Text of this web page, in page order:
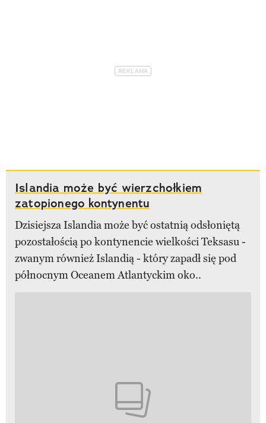
Islandia może być wierzchołkiem
zatopionego kontynentu
Dzisiejsza Islandia może być ostatnią odsłoniętą
pozostałością po kontynencie wielkości Teksasu -
zwanym również Islandią - który zapadł się pod
północnym Oceanem Atlantyckim oko..